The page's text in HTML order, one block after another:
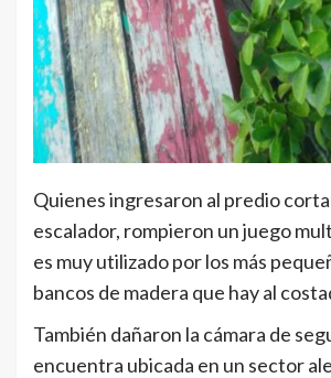
Quienes ingresaron al predio
escalador, rompieron un juego
es muy utilizado por los más
bancos de madera que hay al
También dañaron la cámara de
encuentra ubicada en un sector